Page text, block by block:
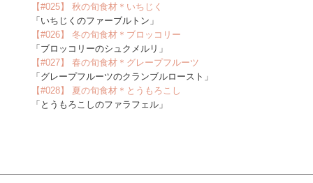
【#025】 秋の旬食材＊いちじく
「いちじくのファーブルトン」
【#026】 冬の旬食材＊ブロッコリー
「ブロッコリーのシュクメルリ」
【#027】 春の旬食材＊グレープフルーツ
「グレープフルーツのクランブルロースト」
【#028】 夏の旬食材＊とうもろこし
「とうもろこしのファラフェル」